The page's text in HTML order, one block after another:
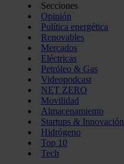
Secciones
Opinión
Política energética
Renovables
Mercados
Eléctricas
Petróleo & Gas
Videopodcast
NET ZERO
Movilidad
Almacenamiento
Startups & Innovación
Hidrógeno
Top 10
Tech